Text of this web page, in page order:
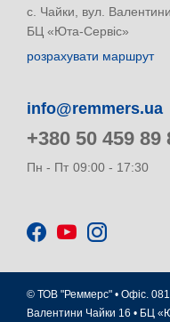
с. Чайки, вул.
БЦ «Юта-Сервіс»
розрахувати маршрут
info@remmers.ua
+380 50 459 89
Пн - Пт 09:00 - 17:30
© ТОВ "Реммерс" • Офіс.
Валентини Чайки 16 • БЦ